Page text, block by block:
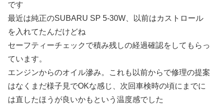
です
最近は純正のSUBARU SP 5-30W、以前はカストロール
を入れてたんだけどね
セーフティーチェックで積み残しの経過確認をしてもらっ
ています。
エンジンからのオイル滲み。これも以前からで修理の提案
はなくまだ様子見でOKな感じ、次回車検時の頃にまでに
は直したほうが良いかもという温度感でした